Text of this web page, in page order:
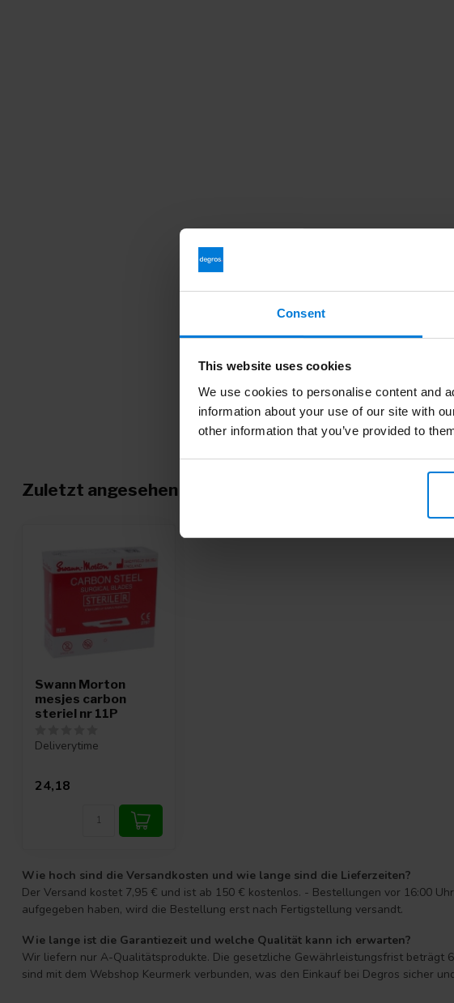
Consent
This website uses cookies
We use cookies to personalise content and
information about your use of our site with
other information that you’ve provided to
Zuletzt angesehen
Swann Morton
mesjes carbon
steriel nr 11P
Deliverytime
24,18
Wie hoch sind die Versandkosten und wie lange sind die Lieferzeiten?
Der Versand kostet 7,95 € und ist ab 150 € kostenlos. - Bestellungen vor 16:00
aufgegeben haben, wird die Bestellung erst nach Fertigstellung versandt.
Wie lange ist die Garantiezeit und welche Qualität kann ich erwarten?
Wir liefern nur A-Qualitätsprodukte. Die gesetzliche Gewährleistungsfrist beträgt
sind mit dem Webshop Keurmerk verbunden, was den Einkauf bei Degros sicher